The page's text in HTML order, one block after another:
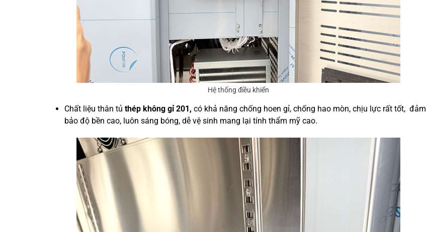
Hệ thống điều khiển
Chất liệu thân tủ thép không gỉ 201, có khả năng chống hoen gỉ, chống hao mòn, chịu lực rất tốt, đảm
bảo độ bền cao, luôn sáng bóng, dễ vệ sinh mang lại tính thẩm mỹ cao.